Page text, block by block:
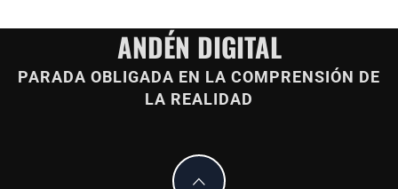
ANDÉN DIGITAL
PARADA OBLIGADA EN LA COMPRENSIÓN DE
LA REALIDAD